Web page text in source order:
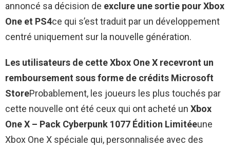
annoncé sa décision de exclure une sortie pour Xbox
One et PS4ce qui s’est traduit par un développement
centré uniquement sur la nouvelle génération.
Les utilisateurs de cette Xbox One X recevront un
remboursement sous forme de crédits Microsoft
StoreProbablement, les joueurs les plus touchés par
cette nouvelle ont été ceux qui ont acheté un Xbox
One X – Pack Cyberpunk 1077 Édition Limitéeune
Xbox One X spéciale qui, personnalisée avec des